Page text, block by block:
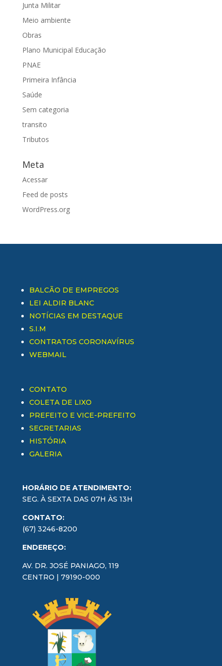
Junta Militar
Meio ambiente
Obras
Plano Municipal Educação
PNAE
Primeira Infância
Saúde
Sem categoria
transito
Tributos
Meta
Acessar
Feed de posts
WordPress.org
BALCÃO DE EMPREGOS
LEI ALDIR BLANC
NOTÍCIAS EM DESTAQUE
S.I.M
CONTRATOS CORONAVÍRUS
WEBMAIL
CONTATO
COLETA DE LIXO
PREFEITO E VICE-PREFEITO
SECRETARIAS
HISTÓRIA
GALERIA
HORÁRIO DE ATENDIMENTO:
SEG. À SEXTA DAS 07H ÀS 13H
CONTATO:
(67) 3246-8200
ENDEREÇO:
AV. DR. JOSÉ PANIAGO, 119
CENTRO | 79190-000